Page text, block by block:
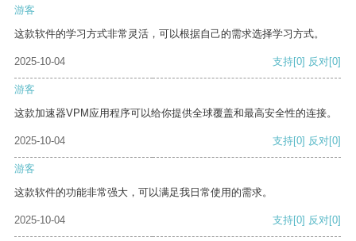
游客
这款软件的学习方式非常灵活，可以根据自己的需求选择学习方式。
2025-10-04 支持[0] 反对[0]
游客
这款加速器VPM应用程序可以给你提供全球覆盖和最高安全性的连接。
2025-10-04 支持[0] 反对[0]
游客
这款软件的功能非常强大，可以满足我日常使用的需求。
2025-10-04 支持[0] 反对[0]